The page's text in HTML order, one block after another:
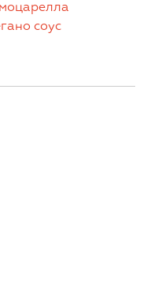
моцарелла
соус